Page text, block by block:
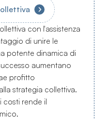
con l'assistenza
di unire le
potente dinamica di
aumentano
profitto
strategia collettiva.
costi rende il